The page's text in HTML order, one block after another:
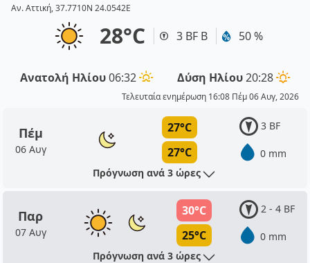
Αν. Αττική, 37.7710N 24.0542E
28°C 3 BF Β 50 %
Ανατολή Ηλίου06:32 Δύση Ηλίου20:28
Τελευταία ενημέρωση 16:08 Πέμ 06 Αυγ, 2026
Πέμ
06 Αυγ
27°C
27°C
3 BF
0 mm
Πρόγνωση ανά 3 ώρες
Παρ
07 Αυγ
30°C
25°C
2 - 4 BF
0 mm
Πρόγνωση ανά 3 ώρες